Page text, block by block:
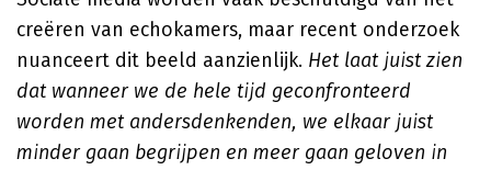
creëren van echokamers, maar recent onderzoek
nuanceert dit beeld aanzienlijk. Het laat juist zien
dat wanneer we de hele tijd geconfronteerd
worden met andersdenkenden, we elkaar juist
minder gaan begrijpen en meer gaan geloven in